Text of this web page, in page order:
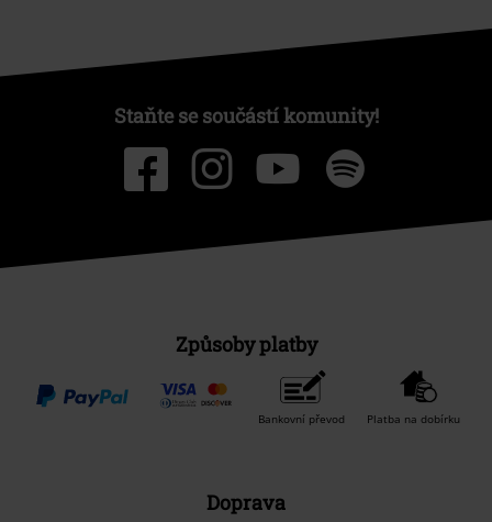
Staňte se součástí komunity!
Způsoby platby
Bankovní převod Platba na dobírku
Doprava